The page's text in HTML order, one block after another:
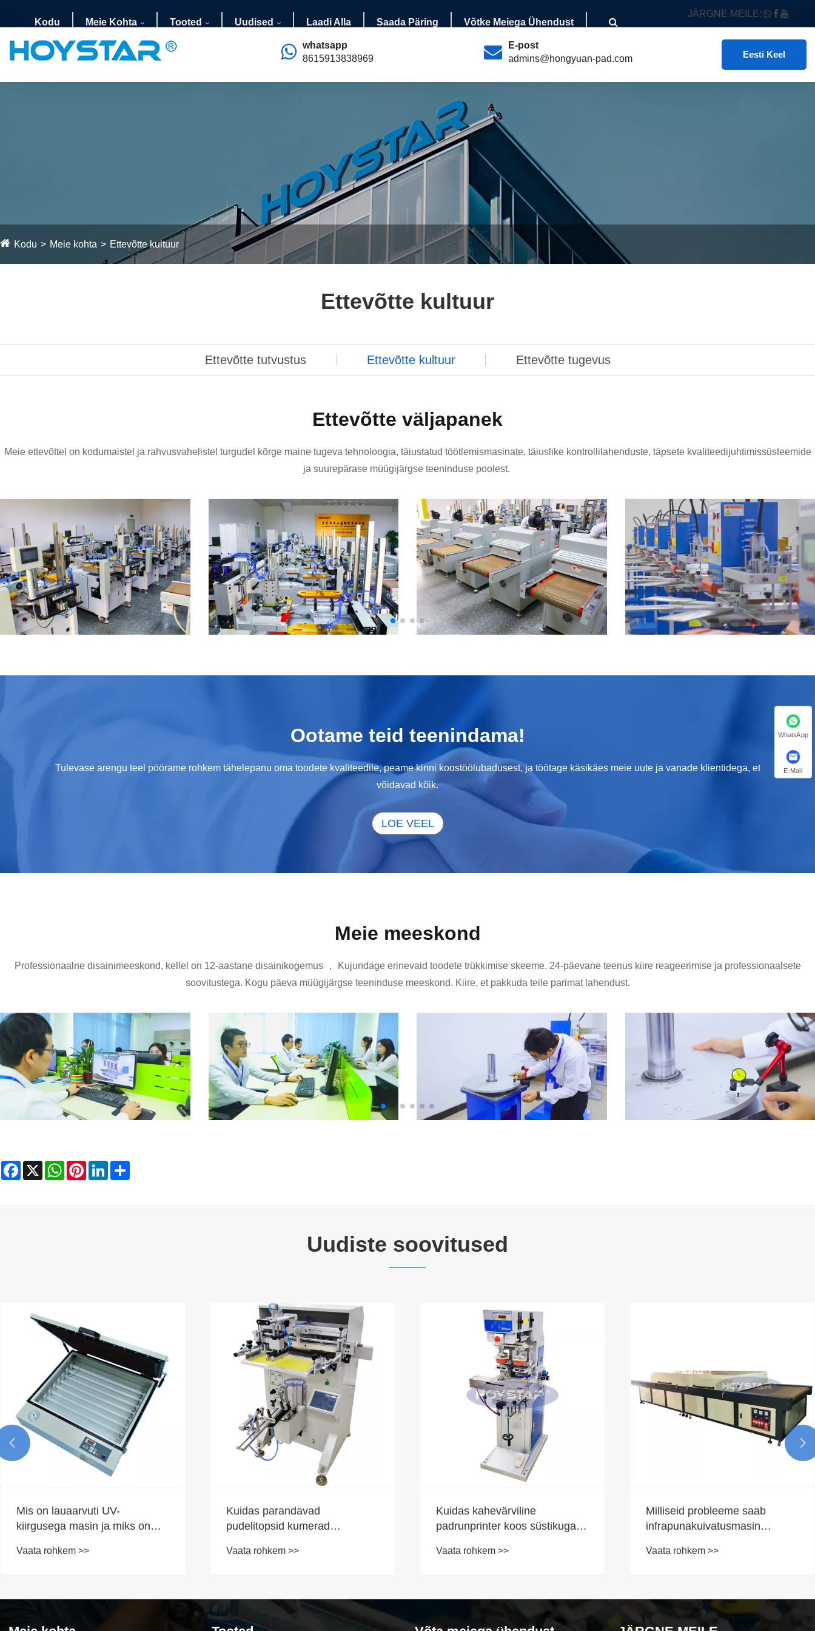
JÄRGNE MEILE:
whatsapp
8615913838969
E-post
admins@hongyuan-pad.com
Eesti Keel
Kodu Meie Kohta Tooted Uudised Laadi Alla Saada Päring Võtke Meiega Ühendust
Kodu Meie kohta Ettevõtte kultuur
Ettevõtte kultuur
Ettevõtte tutvustus Ettevõtte kultuur Ettevõtte tugevus
Ettevõtte väljapanek
Meie ettevõttel on kodumaistel ja rahvusvahelistel turgudel kõrge maine tugeva tehnoloogia, täiustatud töötlemismasinate, täiuslike kontrollilahenduste, täpsete kvaliteedijuhtimissüsteemide
ja suurepärase müügijärgse teeninduse poolest.
Ootame teid teenindama!
Tulevase arengu teel pöörame rohkem tähelepanu oma toodete kvaliteedile, peame kinni koostöölubadusest, ja töötage käsikäes meie uute ja vanade klientidega, et
võidavad kõik.
LOE VEEL
Meie meeskond
Professionaalne disainimeeskond, kellel on 12-aastane disainikogemus ， Kujundage erinevaid toodete trükkimise skeeme. 24-päevane teenus kiire reageerimise ja professionaalsete
soovitustega. Kogu päeva müügijärgse teeninduse meeskond. Kiire, et pakkuda teile parimat lahendust.
Facebook
X WhatsApp
PinterestLinkedIn
Uudiste soovitused
Mis on lauaarvuti UV-
kiirgusega masin ja miks on
printimisrakenduste jaoks
Vaata rohkem >>
Kuidas parandavad
pudelitopsid kumerad
printimiskvaliteeti ja tootmise
Vaata rohkem >>
Kuidas kahevärviline
padrunprinter koos süstikuga
parandab?
Vaata rohkem >>
Milliseid probleeme saab
infrapunakuivatusmasin
lahendada?
Vaata rohkem >>
 
WhatsApp
E-Mail